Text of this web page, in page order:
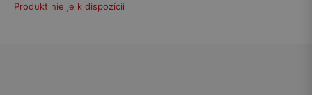
Produkt nie je k dispozícii